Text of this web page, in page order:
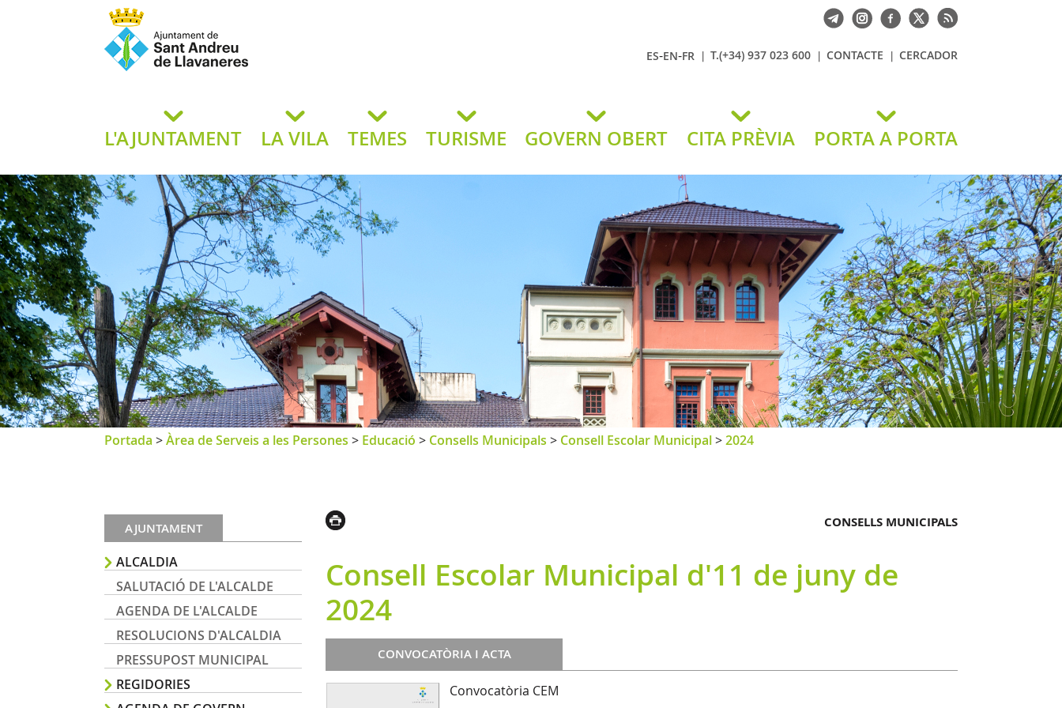
de Llavaneres
ES-EN-FR T.(+34) 937 023 600 CONTACTE CERCADOR
L'AJUNTAMENT LA VILA TEMES TURISME GOVERN OBERT CITA PRÈVIA PORTA A PORTA
Portada >Àrea de Serveis a les Persones > Educació > Consells Municipals > Consell Escolar Municipal>2024
AJUNTAMENT
ALCALDIA
SALUTACIÓ DE L'ALCALDE
AGENDA DE L'ALCALDE
RESOLUCIONS D'ALCALDIA
PRESSUPOST MUNICIPAL
REGIDORIES
CONSELLS MUNICIPALS
Consell Escolar Municipal d'11 de juny de
2024
CONVOCATÒRIA I ACTA
Convocatòria CEM